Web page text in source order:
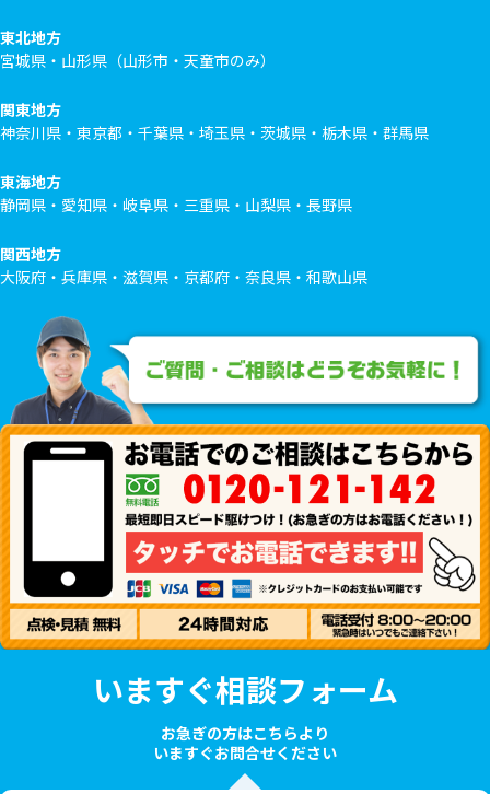
東北地方
宮城県・山形県（山形市・天童市のみ）
関東地方
神奈川県・東京都・千葉県・埼玉県・茨城県・栃木県・群馬県
東海地方
静岡県・愛知県・岐阜県・三重県・山梨県・長野県
関西地方
大阪府・兵庫県・滋賀県・京都府・奈良県・和歌山県
いますぐ相談フォーム
お急ぎの方はこちらより
いますぐお問合せください